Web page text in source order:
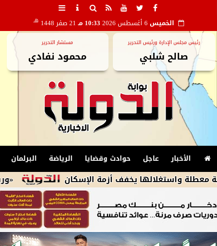
الخميس 10:33 مـ 21 صفر 1448 هـ
رئيس مجلس الإدارة ورئيس التحرير
صالح شلبي
مستشار التحرير
محمود نفادي
الأخبار عاجل حوادث وقضايا الرياضة البرلمان
«ورش عمل يخفف أزمة الإسكان